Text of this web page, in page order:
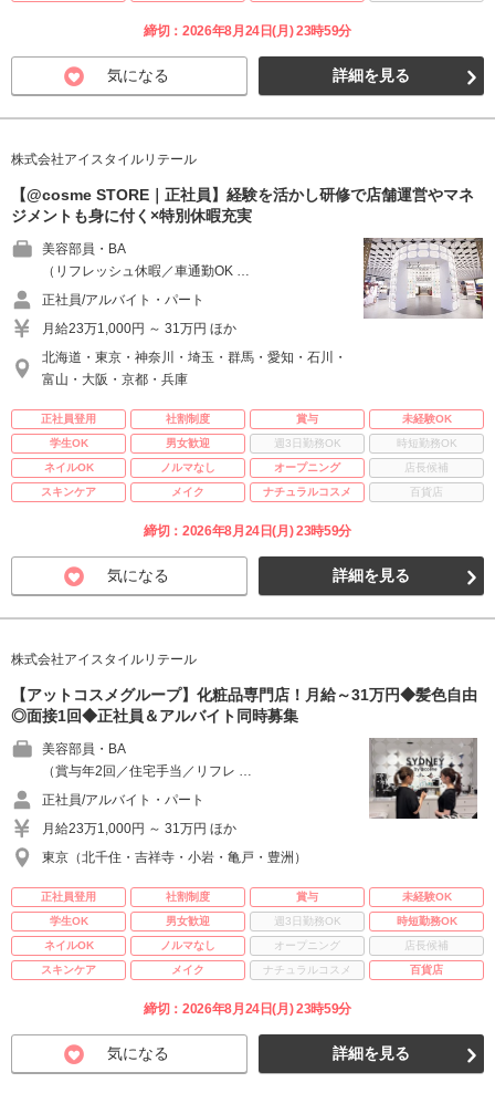
締切：2026年8月24日(月) 23時59分
気になる 詳細を見る
株式会社アイスタイルリテール
【@cosme STORE｜正社員】経験を活かし研修で店舗運営やマネ
ジメントも身に付く×特別休暇充実
美容部員・BA
（リフレッシュ休暇／車通勤OK …
正社員/アルバイト・パート
月給23万1,000円 ～ 31万円 ほか
北海道・東京・神奈川・埼玉・群馬・愛知・石川・
富山・大阪・京都・兵庫
正社員登用 社割制度 賞与
未経験OK
学生OK
男女歓迎 週3日勤務OK
時短勤務OK
ネイルOK
ノルマなし オープニング
店長候補
スキンケア
メイク ナチュラルコスメ 百貨店
締切：2026年8月24日(月) 23時59分
気になる 詳細を見る
株式会社アイスタイルリテール
【アットコスメグループ】化粧品専門店！月給～31万円◆髪色自由
◎面接1回◆正社員＆アルバイト同時募集
美容部員・BA
（賞与年2回／住宅手当／リフレ …
正社員/アルバイト・パート
月給23万1,000円 ～ 31万円 ほか
東京（北千住・吉祥寺・小岩・亀戸・豊洲）
正社員登用 社割制度 賞与
未経験OK
学生OK
男女歓迎 週3日勤務OK
時短勤務OK
ネイルOK
ノルマなし オープニング
店長候補
スキンケア
メイク ナチュラルコスメ 百貨店
締切：2026年8月24日(月) 23時59分
気になる 詳細を見る